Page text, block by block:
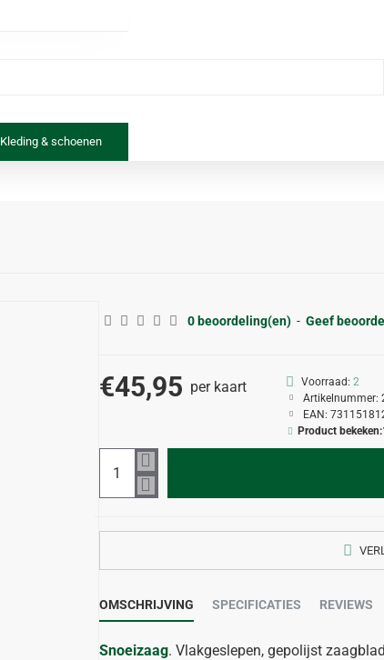
Kleding & schoenen
0 beoordeling(en) - Geef
€45,95 per kaart Voorraad: 2
Artikelnummer:
EAN:
Product bekeken:
OMSCHRIJVING SPECIFICATIES REVIEWS
Snoeizaag. Vlakgeslepen, gepolijst